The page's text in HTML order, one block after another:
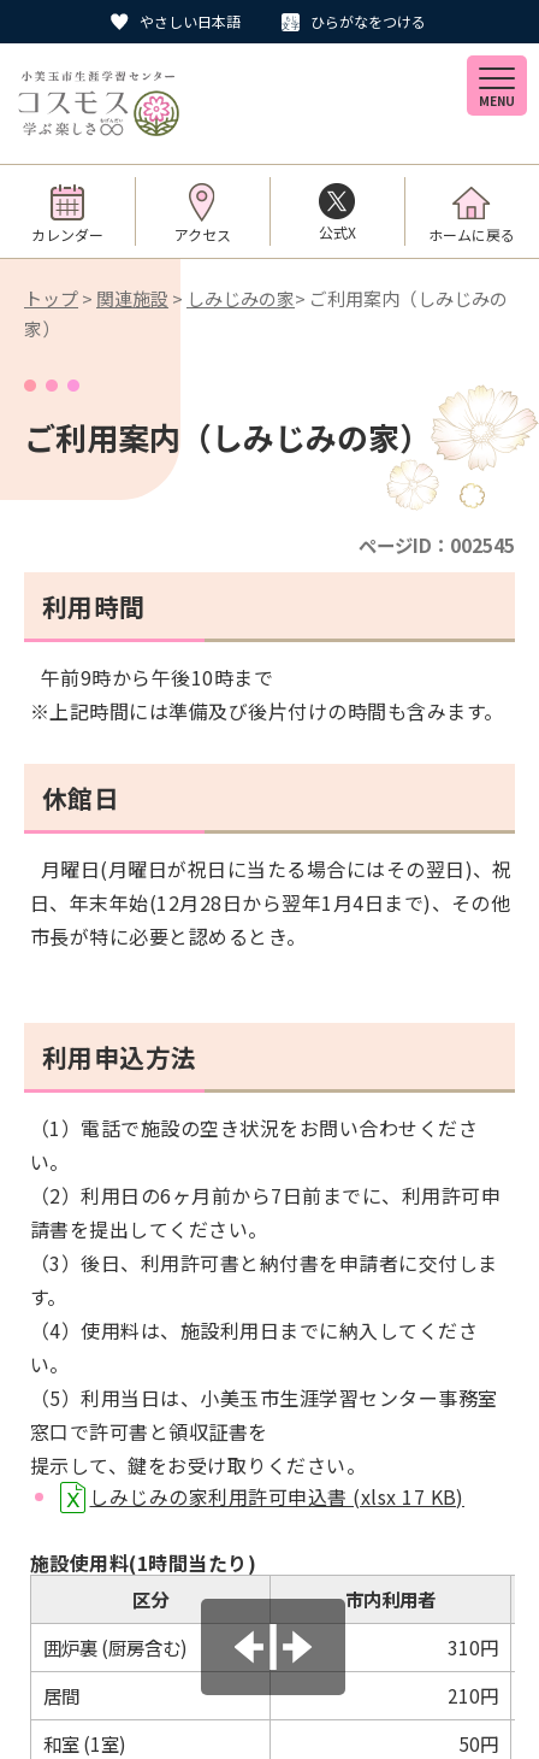
やさしい日本語 ひらがなをつける
MENU
カレンダー アクセス 公式X ホームに戻る
トップ> 関連施設 > しみじみの家> ご利用案内（しみじみの
家）
ご利用案内（しみじみの家）
ページID：002545
利用時間
午前9時から午後10時まで
※上記時間には準備及び後片付けの時間も含みます。
休館日
月曜日(月曜日が祝日に当たる場合にはその翌日)、祝
日、年末年始(12月28日から翌年1月4日まで)、その他
市長が特に必要と認めるとき。
利用申込方法
（1）電話で施設の空き状況をお問い合わせくださ
い。
（2）利用日の6ヶ月前から7日前までに、利用許可申
請書を提出してください。
（3）後日、利用許可書と納付書を申請者に交付しま
す。
（4）使用料は、施設利用日までに納入してくださ
い。
（5）利用当日は、小美玉市生涯学習センター事務室
窓口で許可書と領収証書を
提示して、鍵をお受け取りください。
しみじみの家利用許可申込書 (xlsx 17 KB)
施設使用料(1時間当たり)
区分
市内利用者
囲炉裏 (厨房含む)
310円
居間
210円
和室 (1室)
50円